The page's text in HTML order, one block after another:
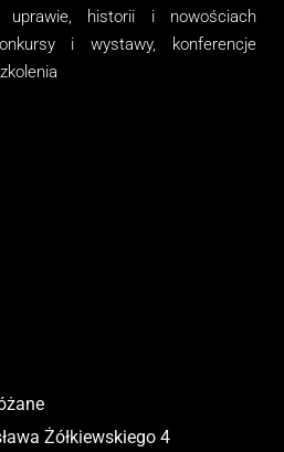
uprawie, historii i nowościach
i wystawy, konferencje
Żółkiewskiego 4